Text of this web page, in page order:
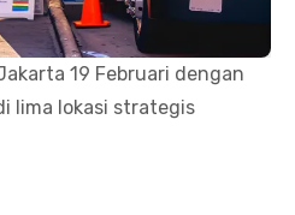
19 Februari dengan
lima lokasi strategis